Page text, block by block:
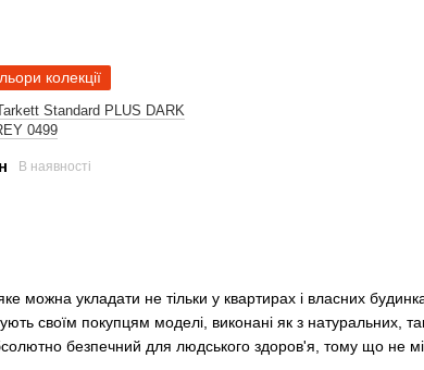
можна укладати не тільки у квартирах і власних
своїм покупцям моделі, виконані як з натуральних,
безпечний для людського здоров'я, тому що не
колекції
Standard PLUS DARK
0499
В наявності